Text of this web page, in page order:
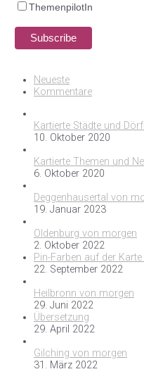
ThemenpilotIn
Neueste
Kommentare
Kartierte Städte und
10. Oktober 2020
Kartierte Themen und
6. Oktober 2020
Deggenhausertal von
19. Januar 2023
Oldenburg von morgen
2. Oktober 2022
Pin-Farben auf der
22. September 2022
Heilbronn von morgen
29. Juni 2022
Übersetzung
29. April 2022
Gilching von morgen
31. März 2022